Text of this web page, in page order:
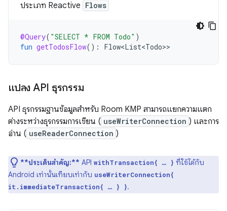
ประเภท Reactive Flows
@Query( "SELECT * FROM Todo" )
fun getTodosFlow(): Flow<List<Todo>
แปลง API ธุรกรรม
API ธุรกรรมฐานข้อมูลสำหรับ Room KMP สามารถแยกความแตก
ต่างระหว่างธุรกรรมการเขียน ( useWriterConnection ) และการ
อ่าน ( useReaderConnection )
**ประเด็นสำคัญ:** API withTransaction{ … } ที่ใช้ได้กับ
Android เท่านั้นเทียบเท่ากับ useWriterConnection{
it.immediateTransaction{ … } }.